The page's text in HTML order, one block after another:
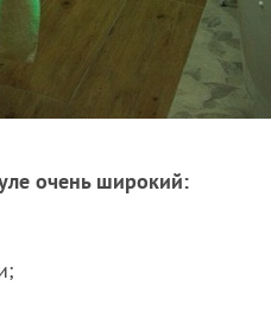
очень широкий: